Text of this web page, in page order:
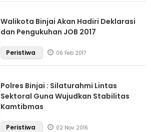
Walikota Binjai Akan Hadiri Deklarasi
dan Pengukuhan JOB 2017
Peristiwa 06 Feb 2017
Polres Binjai : Silaturahmi Lintas
Sektoral Guna Wujudkan Stabilitas
Kamtibmas
Peristiwa 02 Nov 2016